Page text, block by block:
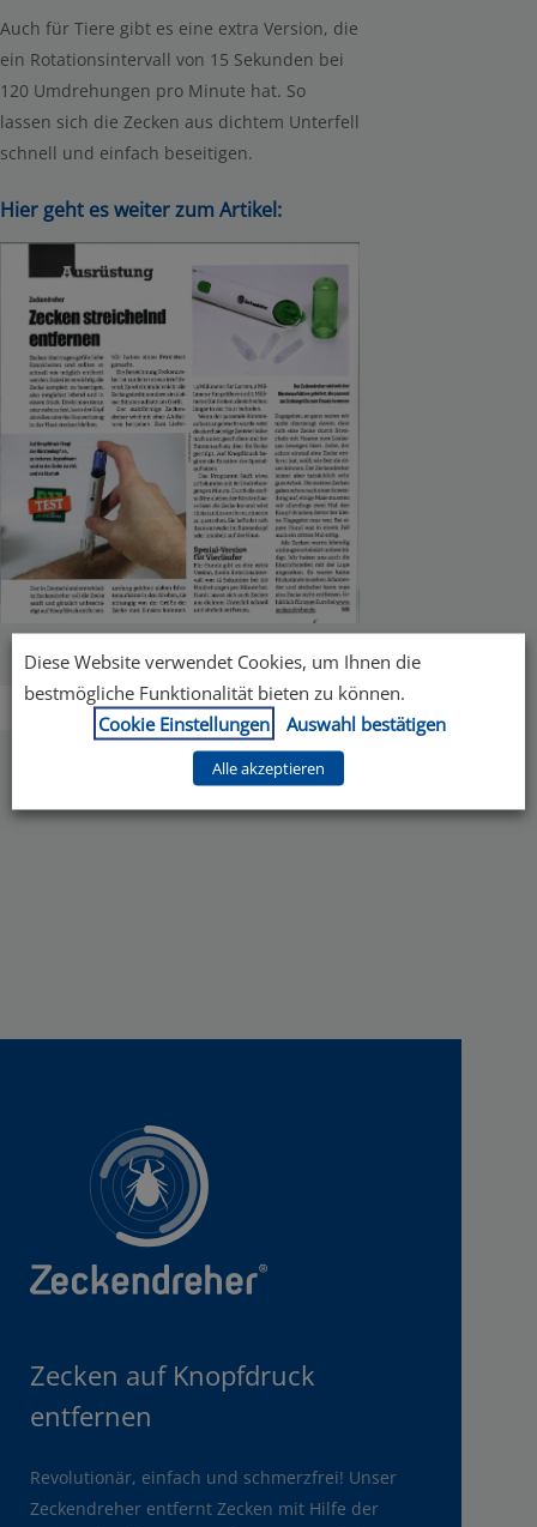
Auch für Tiere gibt es eine extra Version, die
ein Rotationsintervall von 15 Sekunden bei
120 Umdrehungen pro Minute hat. So
lassen sich die Zecken aus dichtem Unterfell
schnell und einfach beseitigen.
Hier geht es weiter zum Artikel:
Zecken auf Knopfdruck
entfernen
Revolutionär, einfach und schmerzfrei! Unser
Zeckendreher entfernt Zecken mit Hilfe der
Diese Website verwendet Cookies, um Ihnen die
bestmögliche Funktionalität bieten zu können.
Cookie Einstellungen
Auswahl bestätigen
Alle akzeptieren